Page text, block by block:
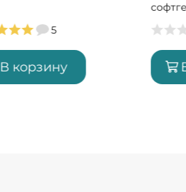
5
В корзину